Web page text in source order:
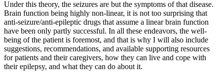
Under this theory, the seizures are but the symptoms of that disease.
Brain function being highly non-linear, it is not too surprising that
anti-seizure/anti-epileptic drugs that assume a linear brain function
have been only partly successful. In all these endeavors, the well-
being of the patient is foremost, and that is why I will also include
suggestions, recommendations, and available supporting resources
for patients and their caregivers, how they can live and cope with
their epilepsy, and what they can do about it.